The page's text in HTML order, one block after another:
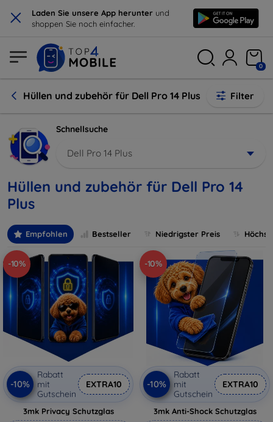
× Laden Sie unsere App herunter und
shoppen Sie noch einfacher.
0
Hüllen und zubehör für Dell Pro 14 Plus Filter
Schnellsuche
Dell Pro 14 Plus
Hüllen und zubehör für Dell Pro 14
Plus
Empfohlen Bestseller Niedrigster Preis
-10%
-10%
Rabatt
mit
Gutschein
EXTRA10
3mk Privacy Schutzglas
-10%
-10%
Rabatt
mit
Gutschein
EXTRA10
3mk Anti-Shock Schutzglas